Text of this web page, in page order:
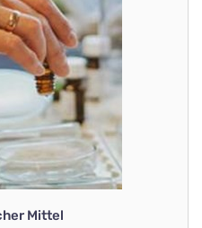
Mittel